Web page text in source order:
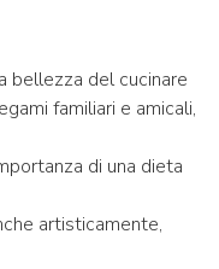
bellezza del cucinare
familiari e amicali,
di una dieta
artisticamente,